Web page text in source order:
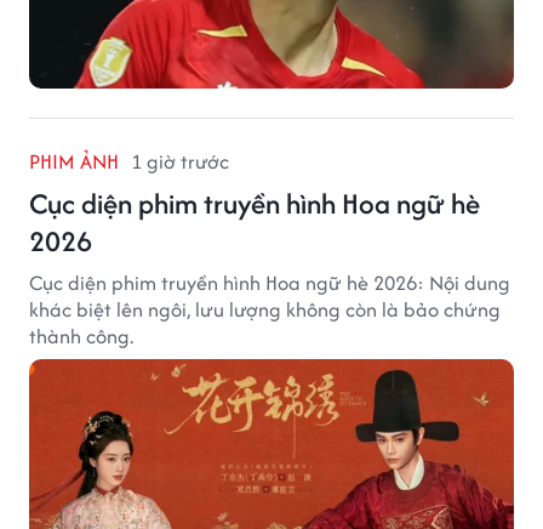
PHIM ẢNH 1 giờ trước
Cục diện phim truyền hình Hoa ngữ hè
2026
Cục diện phim truyền hình Hoa ngữ hè 2026: Nội dung
khác biệt lên ngôi, lưu lượng không còn là bảo chứng
thành công.